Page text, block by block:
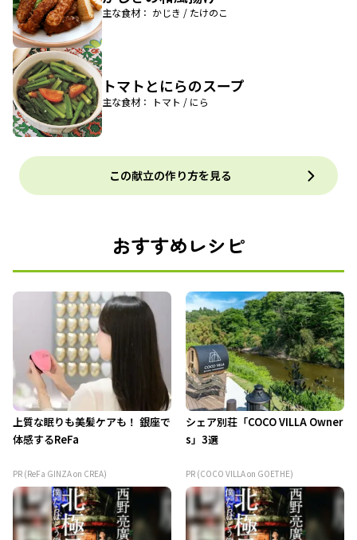
主な食材： かじき / たけのこ
トマトとにらのスープ
主な食材： トマト / にら
この献立の作り方を見る
おすすめレシピ
上質な眠りも美髪ケアも！ 銀座で
体感するReFa
PR (ReFa GINZA on CREA)
シェア別荘「COCO VILLA Owner
s」3選
PR (COCO VILLA on GOETHE)